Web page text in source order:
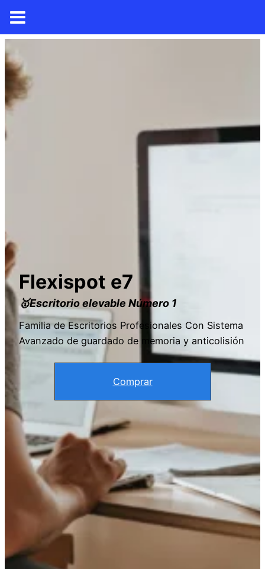
Flexispot e7
🥇Escritorio elevable Número 1
Familia de Escritorios Profesionales Con Sistema
Avanzado de guardado de memoria y anticolisión
Comprar